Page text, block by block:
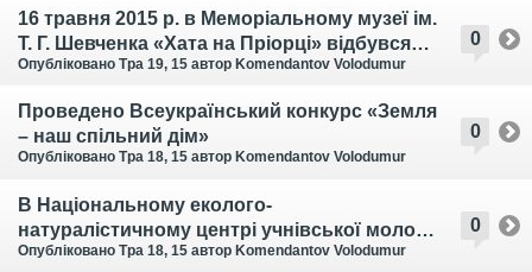
0
16 травня 2015 р. в Меморіальному музеї ім.
Т. Г. Шевченка «Хата на Пріорці» відбувся
фестиваль «Музейний простір-творчий
Опубліковано Тра 19, 15 автор Komendantov Volodumur
0
Проведено Всеукраїнський конкурс «Земля
– наш спільний дім»
Опубліковано Тра 18, 15 автор Komendantov Volodumur
0
В Національному еколого-
натуралістичному центрі учнівської молоді
відбулась Всеукраїнська науково-
Опубліковано Тра 18, 15 автор Komendantov Volodumur